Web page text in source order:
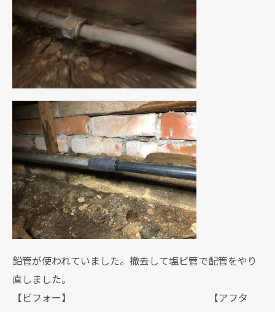
鉛管が使われていました。撤去して塩ビ管で配管をやり
直しました。
【ビフォー】 【アフタ